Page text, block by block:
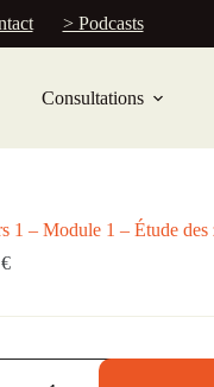
> Podcasts
Consultations
1 – Module 1 – Étude des
€